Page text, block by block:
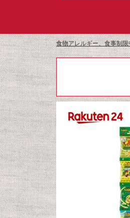
食物アレルギー、食事制